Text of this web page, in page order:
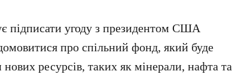
підписати угоду з президентом США
про спільний фонд, який буде
ресурсів, таких як мінерали, нафта та